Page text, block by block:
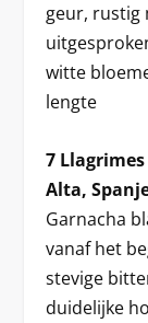
geur, rustig
witte
lengte
7
Alta,
Garnacha
vanaf het
stevige
duidelijke